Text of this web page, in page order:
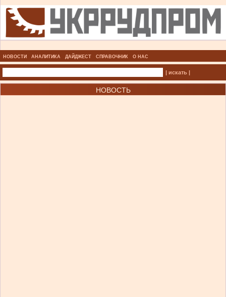
НОВОСТИ АНАЛИТИКА ДАЙДЖЕСТ СПРАВОЧНИК О НАС
| искать |
НОВОСТЬ